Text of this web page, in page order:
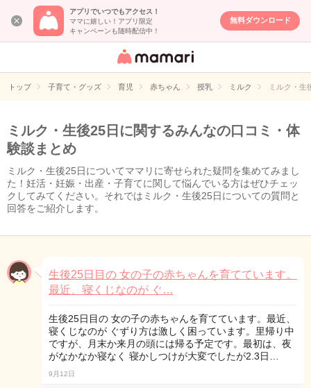
アプリでいつでもアクセス！
ママに嬉しい！アプリ限定
キャンペーンも随時配信中！
無料ダウンロード
女性専用匿名QA
イト
トップ 子育て・グッズ 育児 赤ちゃん 授乳 ミルク ミルク・
ミルク・生後25日に関するみんなの口コミ・体
験談まとめ
ミルク・生後25日についてママリに寄せられた疑問を集めてみまし
た！妊活・妊娠・出産・子育てに関して悩んでいる方はぜひチェッ
クしてみてください。それではミルク・生後25日についての質問と
回答をご紹介します。
生後25日目の 女の子の赤ちゃんを育てています。
最近、寝くじなのが ぐ…
生後25日目の 女の子の赤ちゃんを育てています。最近、
寝くじなのが ぐずり方は激しく困っています。里帰り中
ですが、月末か来月の頭には帰る予定です。最初は、夜
がなかなか寝なく 寝かしつけが大変でしたが2.3日…
9月12日